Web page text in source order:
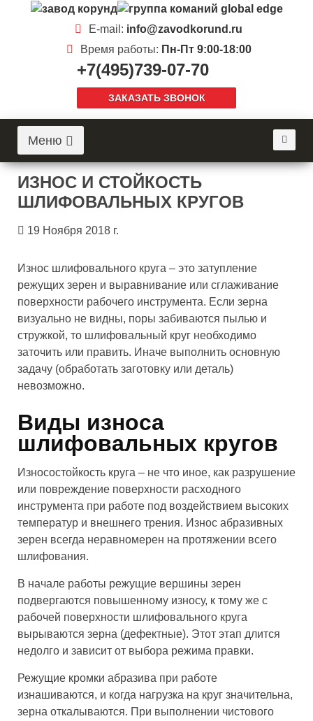
E-mail: info@zavodkorund.ru
Время работы: Пн-Пт 9:00-18:00
+7(495)739-07-70
ЗАКАЗАТЬ ЗВОНОК
Меню
ИЗНОС И СТОЙКОСТЬ
ШЛИФОВАЛЬНЫХ КРУГОВ
19 Ноября 2018 г.
Износ шлифовального круга – это затупление
режущих зерен и выравнивание или сглаживание
поверхности рабочего инструмента. Если зерна
визуально не видны, поры забиваются пылью и
стружкой, то шлифовальный круг необходимо
заточить или править. Иначе выполнить основную
задачу (обработать заготовку или деталь)
невозможно.
Виды износа
шлифовальных кругов
Износостойкость круга – не что иное, как разрушение
или повреждение поверхности расходного
инструмента при работе под воздействием высоких
температур и внешнего трения. Износ абразивных
зерен всегда неравномерен на протяжении всего
шлифования.
В начале работы режущие вершины зерен
подвергаются повышенному износу, к тому же с
рабочей поверхности шлифовального круга
вырываются зерна (дефектные). Этот этап длится
недолго и зависит от выбора режима правки.
Режущие кромки абразива при работе
изнашиваются, и когда нагрузка на круг значительна,
зерна откалываются. При выполнении чистового